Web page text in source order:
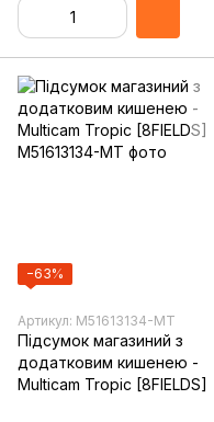
−63%
Артикул: M51613134-MT
Підсумок магазиний з
додатковим кишенею -
Multicam Tropic [8FIELDS]